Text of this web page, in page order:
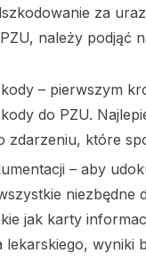
za
należy podjąć
– pierwszym
do PZU.
zdarzeniu, które
– aby
niezbędne
jak karty
lekarskiego, wyniki